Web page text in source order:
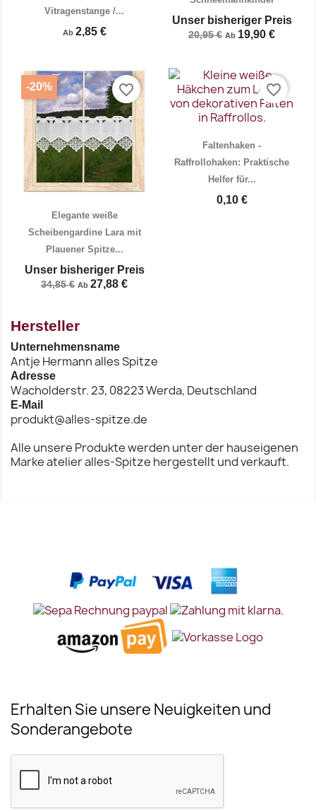
Vorschau
Vitragenstange /...
Ab 2,85 €
Vorschau
Unser bisheriger Preis
20,95 € Ab 19,90 €
Vorschau
Elegante weiße
Scheibengardine Lara mit
Plauener Spitze...
Unser bisheriger Preis
34,85 € Ab 27,88 €
-20% favorite_border
Faltenhaken -
Raffrollohaken: Praktische
Helfer für...
0,10 €
favorite_border
Hersteller
Unternehmensname
Antje Hermann alles Spitze
Adresse
Wacholderstr. 23, 08223 Werda, Deutschland
E-Mail
produkt@alles-spitze.de
Alle unsere Produkte werden unter der hauseigenen
Marke atelier alles-Spitze hergestellt und verkauft.
Erhalten Sie unsere Neuigkeiten und
Sonderangebote